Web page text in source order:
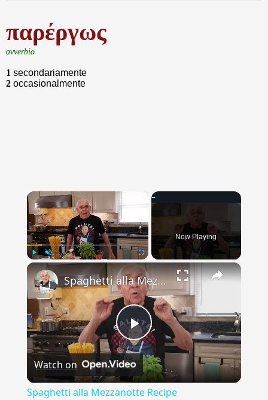
παρέργως
avverbio
1 secondariamente
2 occasionalmente
Unmute
Now Playing
×
Play
Video
Spaghetti alla Mezzanotte Recipe
Watch on
Spaghetti alla Mezzanotte Recipe